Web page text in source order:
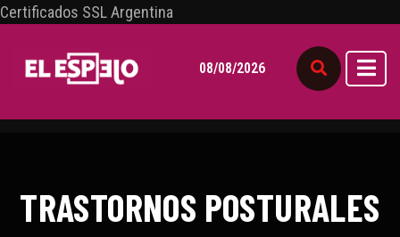
Certificados SSL Argentina
08/08/2026
TRASTORNOS POSTURALES